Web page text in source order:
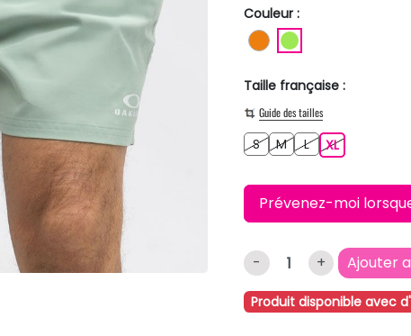
Couleur :
ORANGE
Taille française :
Guide des tailles
SS MM LL XLXL
Prévenez-moi
- + Ajouter
Produit disponible avec